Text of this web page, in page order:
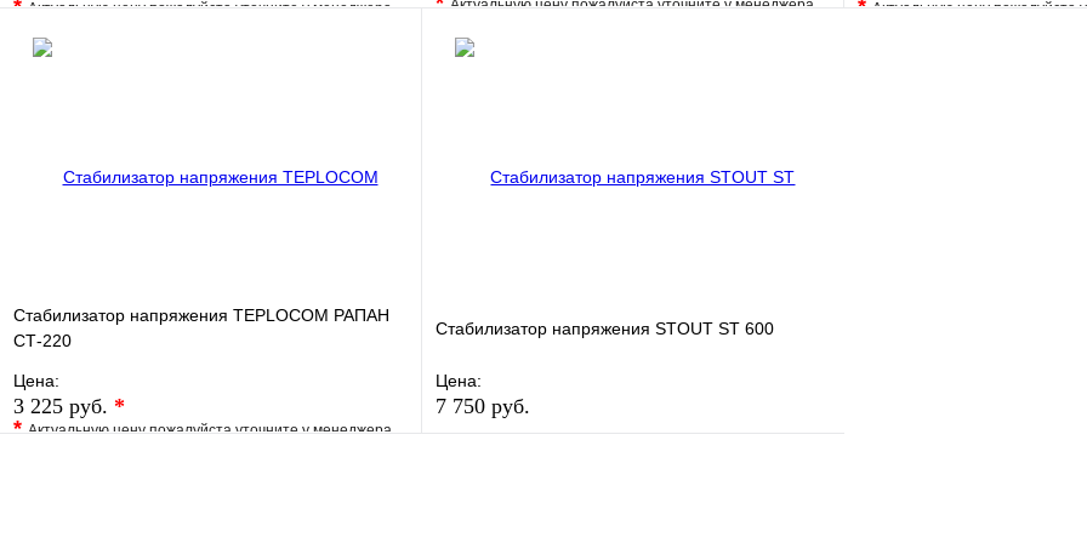
*Актуальную цену пожалуйста уточните у менеджера
В избранное
Актуальную цену пожалуйста уточните у менеджера
В избранное
*Актуальную цену пожалуйста
Стабилизатор напряжения TEPLOCOM РАПАН
СТ-220
Цена:
3 225 руб. *
*Актуальную цену пожалуйста уточните у менеджера
Стабилизатор напряжения STOUT ST 600
Цена:
7 750 руб.